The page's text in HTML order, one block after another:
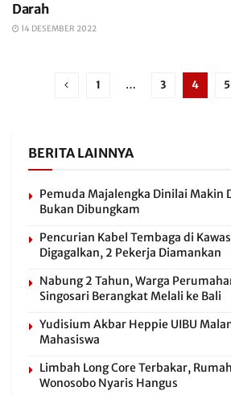
Darah
14 DESEMBER 2022
1 … 3 4 5
BERITA LAINNYA
Pemuda Majalengka Dinilai Makin
Bukan Dibungkam
Pencurian Kabel Tembaga di
Digagalkan, 2 Pekerja Diamankan
Nabung 2 Tahun, Warga
Singosari Berangkat Melali ke Bali
Yudisium Akbar Heppie UIBU
Mahasiswa
Limbah Long Core Terbakar,
Wonosobo Nyaris Hangus